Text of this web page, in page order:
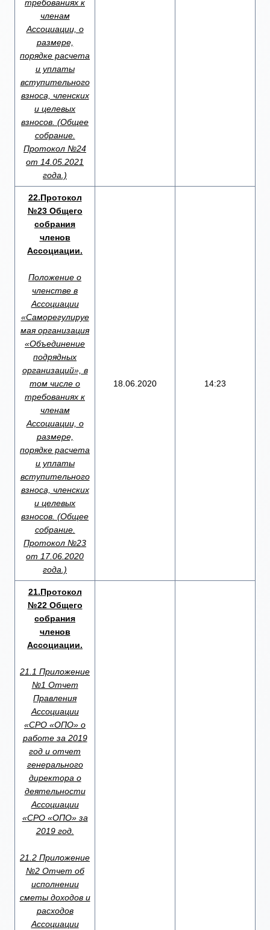
требованиях к
членам
Ассоциации, о
размере,
порядке расчета
и уплаты
вступительного
взноса, членских
и целевых
взносов. (Общее
собрание.
Протокол №24
от 14.05.2021
года.)
22.Протокол
№23 Общего
собрания
членов
Ассоциации.
Положение о
членстве в
Ассоциации
«Саморегулируе
мая организация
«Объединение
подрядных
организаций», в
том числе о
требованиях к
членам
Ассоциации, о
размере,
порядке расчета
и уплаты
вступительного
взноса, членских
и целевых
взносов. (Общее
собрание.
Протокол №23
от 17.06.2020
года.)
18.06.2020 14:23
21.Протокол
№22 Общего
собрания
членов
Ассоциации.
21.1 Приложение
№1 Отчет
Правления
Ассоциации
«СРО «ОПО» о
работе за 2019
год и отчет
генерального
директора о
деятельности
Ассоциации
«СРО «ОПО» за
2019 год.
21.2 Приложение
№2 Отчет об
исполнении
сметы доходов и
расходов
Ассоциации